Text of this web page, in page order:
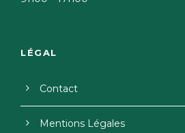
LÉGAL
Contact
Mentions Légales